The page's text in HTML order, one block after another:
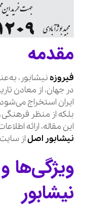
مقدمه
فیروزهنیشابور،
در جهان، از معادن
ایران استخراج
بلکه از منظر
این مقاله، ارائه
نیشابور اصلاز
ویژگی‌ها
نیشابور